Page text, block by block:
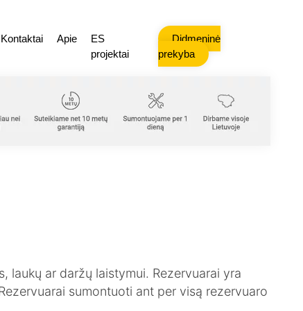
Kontaktai Apie
ES
projektai
Didmeninė
prekyba
laukų ar daržų laistymui. Rezervuarai yra
sumontuoti ant per visą rezervuaro